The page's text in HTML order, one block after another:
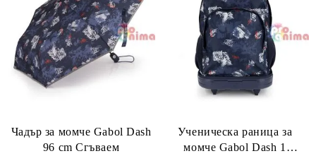
Чадър за момче Gabol Dash
96 cm Сгъваем
Ученическа раница за
момче Gabol Dash 1